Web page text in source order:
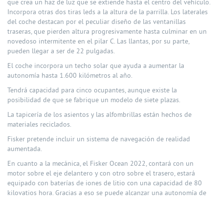
que crea un haz de luz que se extiende hasta el centro del vehículo.
Incorpora otras dos tiras leds a la altura de la parrilla. Los laterales
del coche destacan por el peculiar diseño de las ventanillas
traseras, que pierden altura progresivamente hasta culminar en un
novedoso intermitente en el pilar C. Las llantas, por su parte,
pueden llegar a ser de 22 pulgadas.
El coche incorpora un techo solar que ayuda a aumentar la
autonomía hasta 1.600 kilómetros al año.
Tendrá capacidad para cinco ocupantes, aunque existe la
posibilidad de que se fabrique un modelo de siete plazas.
La tapicería de los asientos y las alfombrillas están hechos de
materiales reciclados.
Fisker pretende incluir un sistema de navegación de realidad
aumentada.
En cuanto a la mecánica, el Fisker Ocean 2022, contará con un
motor sobre el eje delantero y con otro sobre el trasero, estará
equipado con baterías de iones de litio con una capacidad de 80
kilovatios hora. Gracias a eso se puede alcanzar una autonomía de